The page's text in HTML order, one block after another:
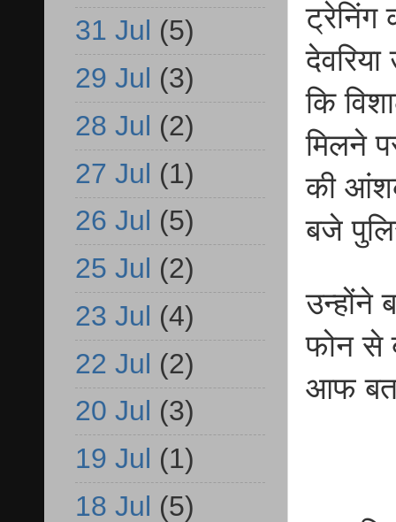
ट्रेनिंग
कि
मिलने
की
बजे
उन्होंने
फोन से
आफ
31 Jul (5)
29 Jul (3)
28 Jul (2)
27 Jul (1)
26 Jul (5)
25 Jul (2)
23 Jul (4)
22 Jul (2)
20 Jul (3)
19 Jul (1)
18 Jul (5)